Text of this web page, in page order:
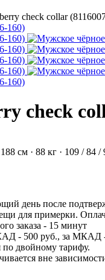
check collar
check
см · 88 кг · 109 / 84 /
день после
для примерки.
заказа - 15 минут
- 500 руб., за МКАД
по двойному тарифу.
вне